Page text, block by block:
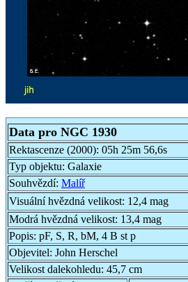
Data pro NGC 1930
Rektascenze (2000): 05h 25m 56,6s
Typ objektu: Galaxie
Souhvězdí: Malíř
Visuální hvězdná velikost: 12,4 mag
Modrá hvězdná velikost: 13,4 mag
Popis: pF, S, R, bM, 4 B st p
Objevitel: John Herschel
Velikost dalekohledu: 45,7 cm